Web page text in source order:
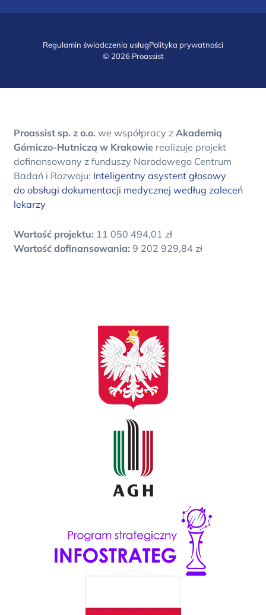
Regulamin świadczenia usługPolityka prywatności
© 2026 Proassist
Proassist sp. z o.o. we współpracy z Akademią
Górniczo-Hutniczą w Krakowie realizuje projekt
dofinansowany z funduszy Narodowego Centrum
Badań i Rozwoju: Inteligentny asystent głosowy
do obsługi dokumentacji medycznej według zaleceń
lekarzy
Wartość projektu: 11 050 494,01 zł
Wartość dofinansowania: 9 202 929,84 zł